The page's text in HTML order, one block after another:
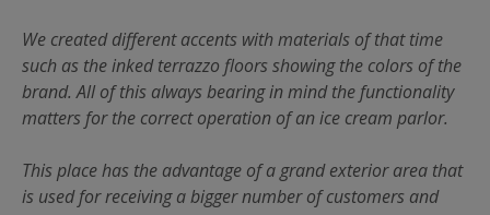
We created different accents with materials of that time
such as the inked terrazzo floors showing the colors of the
brand. All of this always bearing in mind the functionality
matters for the correct operation of an ice cream parlor.
This place has the advantage of a grand exterior area that
is used for receiving a bigger number of customers and